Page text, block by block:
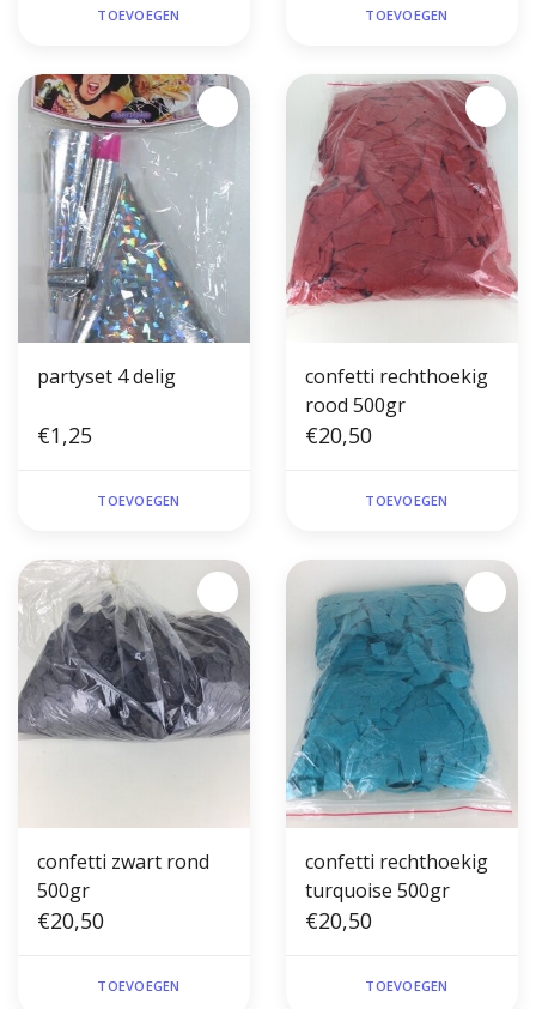
TOEVOEGEN TOEVOEGEN
partyset 4 delig
€1,25
TOEVOEGEN
confetti rechthoekig
rood 500gr
€20,50
TOEVOEGEN
confetti zwart rond
500gr
€20,50
TOEVOEGEN
confetti rechthoekig
turquoise 500gr
€20,50
TOEVOEGEN